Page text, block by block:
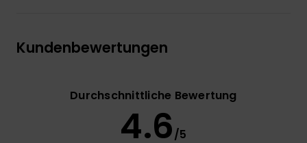
Kundenbewertungen
Durchschnittliche Bewertung
4.6/5